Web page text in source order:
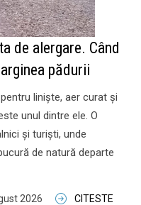
de alergare. Când
pădurii
liniște, aer curat și
unul dintre ele. O
și turiști, unde
de natură departe
2026 CITESTE